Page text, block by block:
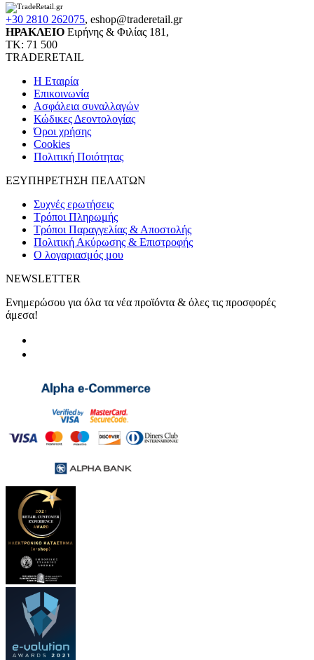
+30 2810 262075, eshop@traderetail.gr
ΗΡΑΚΛΕΙΟ Ειρήνης & Φιλίας 181,
ΤΚ: 71 500
TRADERETAIL
H Εταιρία
Eπικοινωνία
Ασφάλεια συναλλαγών
Κώδικες Δεοντολογίας
Όροι χρήσης
Cookies
Πολιτική Ποιότητας
ΕΞΥΠΗΡΕΤΗΣΗ ΠΕΛΑΤΩΝ
Συχνές ερωτήσεις
Τρόποι Πληρωμής
Τρόποι Παραγγελίας & Αποστολής
Πολιτική Ακύρωσης & Επιστροφής
Ο λογαριασμός μου
NEWSLETTER
Ενημερώσου για όλα τα νέα προϊόντα & όλες τις προσφορές
άμεσα!